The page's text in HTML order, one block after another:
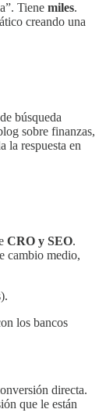
Tiene miles.
creando una
búsqueda
sobre finanzas,
la respuesta en
CRO y SEO.
cambio medio,
los bancos
directa.
que le están